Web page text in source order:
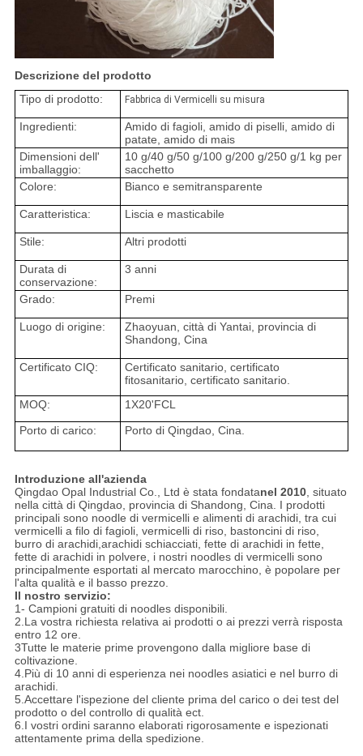
Descrizione del prodotto
Tipo di prodotto:
Fabbrica di Vermicelli su misura
Ingredienti:
Amido di fagioli, amido di piselli, amido di
patate, amido di mais
Dimensioni dell'
imballaggio:
10 g/40 g/50 g/100 g/200 g/250 g/1 kg per
sacchetto
Colore:
Bianco e semitransparente
Caratteristica: Liscia e masticabile
Stile: Altri prodotti
Durata di
conservazione:
3 anni
Grado: Premi
Luogo di origine:
Zhaoyuan, città di Yantai, provincia di
Shandong, Cina
Certificato CIQ:
Certificato sanitario, certificato
fitosanitario, certificato sanitario.
MOQ:
1X20'FCL
Porto di carico:
Porto di Qingdao, Cina.
Introduzione all'azienda
Qingdao Opal Industrial Co., Ltd è stata fondatanel 2010, situato
nella città di Qingdao, provincia di Shandong, Cina. I prodotti
principali sono noodle di vermicelli e alimenti di arachidi, tra cui
vermicelli a filo di fagioli, vermicelli di riso, bastoncini di riso,
burro di arachidi,arachidi schiacciati, fette di arachidi in fette,
fette di arachidi in polvere, i nostri noodles di vermicelli sono
principalmente esportati al mercato marocchino, è popolare per
l'alta qualità e il basso prezzo.
Il nostro servizio:
1- Campioni gratuiti di noodles disponibili.
2.La vostra richiesta relativa ai prodotti o ai prezzi verrà risposta
entro 12 ore.
3Tutte le materie prime provengono dalla migliore base di
coltivazione.
4.Più di 10 anni di esperienza nei noodles asiatici e nel burro di
arachidi.
5.Accettare l'ispezione del cliente prima del carico o dei test del
prodotto o del controllo di qualità ect.
6.I vostri ordini saranno elaborati rigorosamente e ispezionati
attentamente prima della spedizione.